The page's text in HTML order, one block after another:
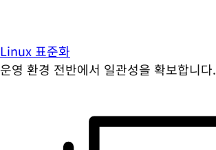
Linux 표준화
운영 환경 전반에서 일관성을 확보합니다.